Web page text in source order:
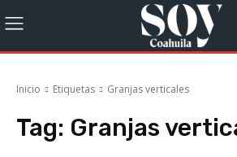
Inicio Etiquetas Granjas verticales
Tag: Granjas